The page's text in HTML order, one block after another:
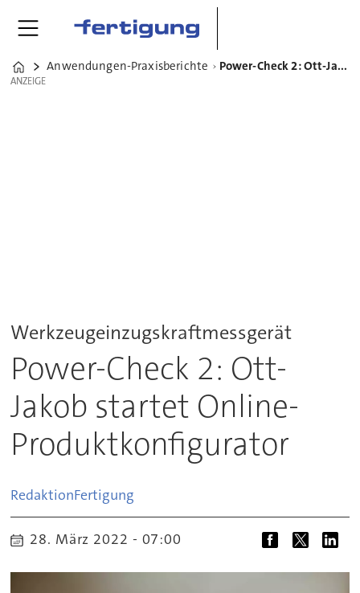
Home
Anwendungen-Praxisberichte Power-Check 2: Ott-Jakob startet Online-Produktkonfigurator
ANZEIGE
ANZEIGE
Werkzeugeinzugskraftmessgerät
Power-Check 2: Ott-
Jakob startet Online-
Produktkonfigurator
RedaktionFertigung
28. März 2022 - 07:00